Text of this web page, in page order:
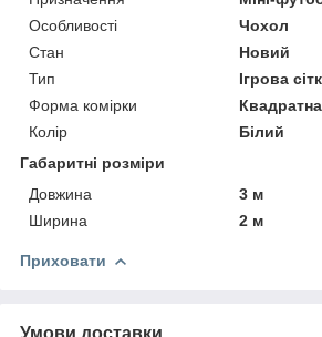
Особливості
Чохол
Стан
Новий
Тип
Ігрова
Форма комірки
Квадратна
Колір
Білий
Габаритні розміри
Довжина
3 м
Ширина
2 м
Приховати
Умови доставки